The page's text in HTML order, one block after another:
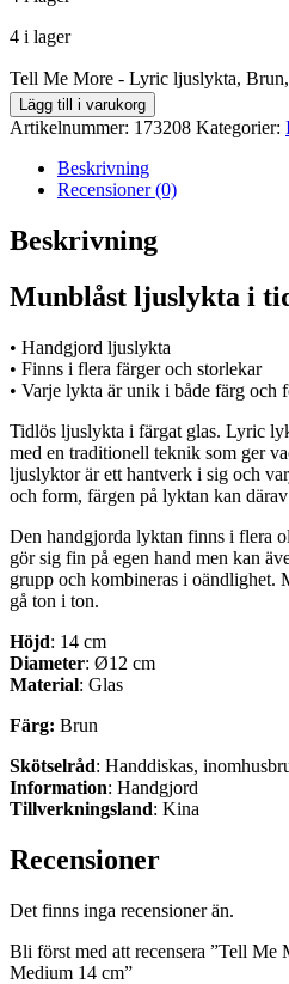
4 i lager
Tell Me More - Lyric ljuslykta,
Lägg till i varukorg
Artikelnummer: 173208 Kategorier:
Beskrivning
Recensioner (0)
Beskrivning
Munblåst ljuslykta i
• Handgjord ljuslykta
• Finns i flera färger och storlekar
• Varje lykta är unik i både färg och
Tidlös ljuslykta i färgat glas. Lyric
med en traditionell teknik som ger
ljuslyktor är ett hantverk i sig och
och form, färgen på lyktan kan
Den handgjorda lyktan finns i flera
gör sig fin på egen hand men kan
grupp och kombineras i oändlighet.
gå ton i ton.
Höjd: 14 cm
Diameter: Ø12 cm
Material: Glas
Färg: Brun
Skötselråd: Handdiskas,
Information: Handgjord
Tillverkningsland: Kina
Recensioner
Det finns inga recensioner än.
Bli först med att recensera ”Tell
Medium 14 cm”